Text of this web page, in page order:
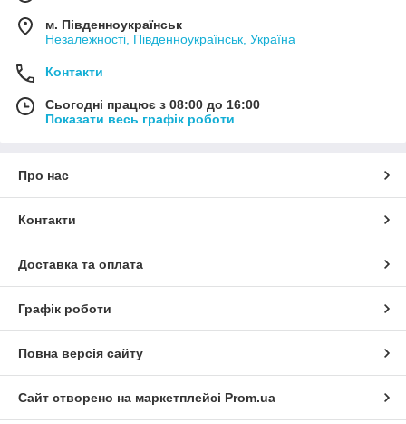
м. Південноукраїнськ
Незалежності, Південноукраїнськ, Україна
Контакти
Сьогодні працює з 08:00 до 16:00
Показати весь графік роботи
Про нас
Контакти
Доставка та оплата
Графік роботи
Повна версія сайту
Сайт створено на маркетплейсі Prom.ua